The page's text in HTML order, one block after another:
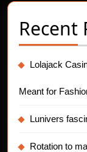
Recent
Lolajack
Meant for
Lunivers
Rotation to